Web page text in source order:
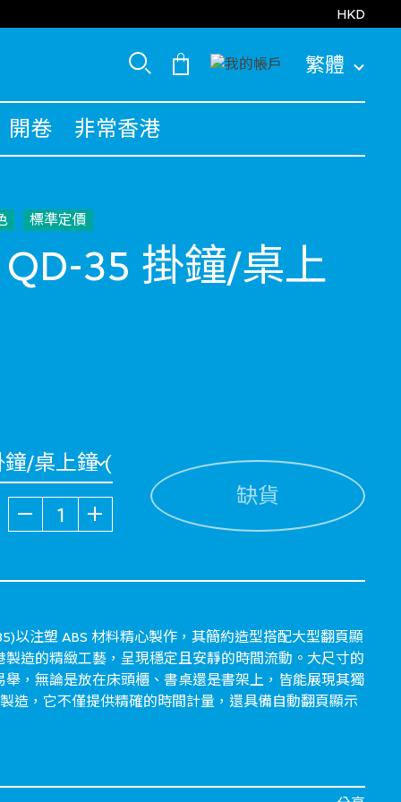
HKD
繁體
開卷 非常香港
標準定價
QD-35 掛鐘/桌上
缺貨
以注塑 ABS 材料精心製作，其簡約造型搭配大型翻頁顯
造的精緻工藝，呈現穩定且安靜的時間流動。大尺寸的
，無論是放在床頭櫃、書桌還是書架上，皆能展現其獨
造，它不僅提供精確的時間計量，還具備自動翻頁顯示